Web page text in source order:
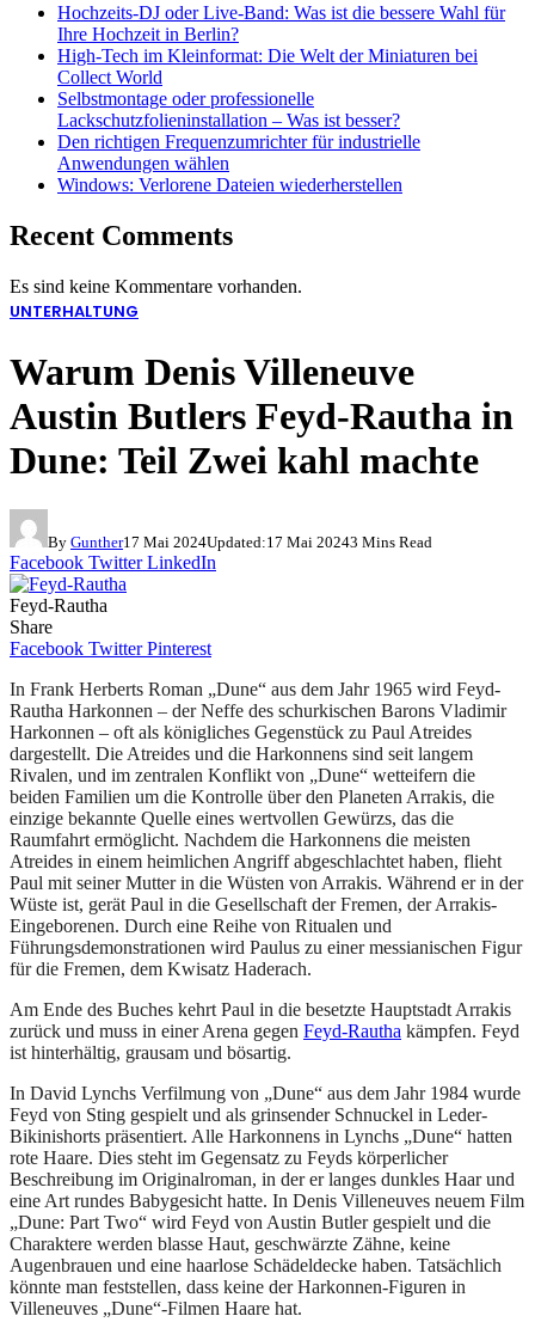
Hochzeits-DJ oder Live-Band: Was ist die bessere Wahl für
Ihre Hochzeit in Berlin?
High-Tech im Kleinformat: Die Welt der Miniaturen bei
Collect World
Selbstmontage oder professionelle
Lackschutzfolieninstallation – Was ist besser?
Den richtigen Frequenzumrichter für industrielle
Anwendungen wählen
Windows: Verlorene Dateien wiederherstellen
Recent Comments
Es sind keine Kommentare vorhanden.
UNTERHALTUNG
Warum Denis Villeneuve
Austin Butlers Feyd-Rautha in
Dune: Teil Zwei kahl machte
By Gunther17 Mai 2024Updated:17 Mai 20243 Mins Read
Facebook Twitter LinkedIn
Feyd-Rautha
Share
Facebook Twitter Pinterest
In Frank Herberts Roman „Dune“ aus dem Jahr 1965 wird Feyd-
Rautha Harkonnen – der Neffe des schurkischen Barons Vladimir
Harkonnen – oft als königliches Gegenstück zu Paul Atreides
dargestellt. Die Atreides und die Harkonnens sind seit langem
Rivalen, und im zentralen Konflikt von „Dune“ wetteifern die
beiden Familien um die Kontrolle über den Planeten Arrakis, die
einzige bekannte Quelle eines wertvollen Gewürzs, das die
Raumfahrt ermöglicht. Nachdem die Harkonnens die meisten
Atreides in einem heimlichen Angriff abgeschlachtet haben, flieht
Paul mit seiner Mutter in die Wüsten von Arrakis. Während er in der
Wüste ist, gerät Paul in die Gesellschaft der Fremen, der Arrakis-
Eingeborenen. Durch eine Reihe von Ritualen und
Führungsdemonstrationen wird Paulus zu einer messianischen Figur
für die Fremen, dem Kwisatz Haderach.
Am Ende des Buches kehrt Paul in die besetzte Hauptstadt Arrakis
zurück und muss in einer Arena gegen Feyd-Rautha kämpfen. Feyd
ist hinterhältig, grausam und bösartig.
In David Lynchs Verfilmung von „Dune“ aus dem Jahr 1984 wurde
Feyd von Sting gespielt und als grinsender Schnuckel in Leder-
Bikinishorts präsentiert. Alle Harkonnens in Lynchs „Dune“ hatten
rote Haare. Dies steht im Gegensatz zu Feyds körperlicher
Beschreibung im Originalroman, in der er langes dunkles Haar und
eine Art rundes Babygesicht hatte. In Denis Villeneuves neuem Film
„Dune: Part Two“ wird Feyd von Austin Butler gespielt und die
Charaktere werden blasse Haut, geschwärzte Zähne, keine
Augenbrauen und eine haarlose Schädeldecke haben. Tatsächlich
könnte man feststellen, dass keine der Harkonnen-Figuren in
Villeneuves „Dune“-Filmen Haare hat.